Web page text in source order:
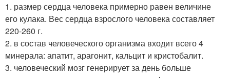
1. размер сердца человека примерно равен величине
его кулака. Вес сердца взрослого человека составляет
220-260 г.
2. в состав человеческого организма входит всего 4
минерала: апатит, арагонит, кальцит и кристобалит.
3. человеческий мозг генерирует за день больше